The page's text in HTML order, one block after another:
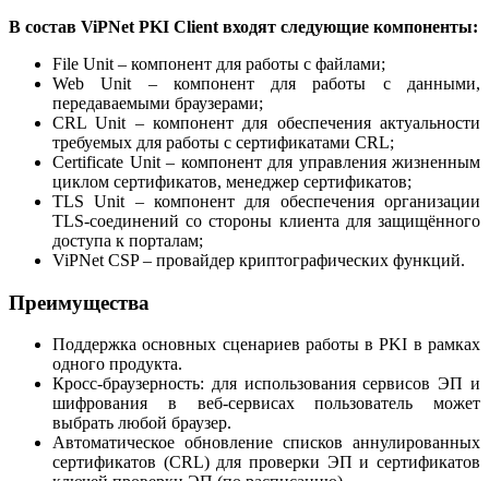
В состав ViPNet PKI Client входят следующие компоненты:
File Unit – компонент для работы с файлами;
Web Unit – компонент для работы с данными,
передаваемыми браузерами;
CRL Unit – компонент для обеспечения актуальности
требуемых для работы c сертификатами CRL;
Certificate Unit – компонент для управления жизненным
циклом сертификатов, менеджер сертификатов;
TLS Unit – компонент для обеспечения организации
TLS-соединений со стороны клиента для защищённого
доступа к порталам;
ViPNet CSP – провайдер криптографических функций.
Преимущества
Поддержка основных сценариев работы в PKI в рамках
одного продукта.
Кросс-браузерность: для использования сервисов ЭП и
шифрования в веб-сервисах пользователь может
выбрать любой браузер.
Автоматическое обновление списков аннулированных
сертификатов (CRL) для проверки ЭП и сертификатов